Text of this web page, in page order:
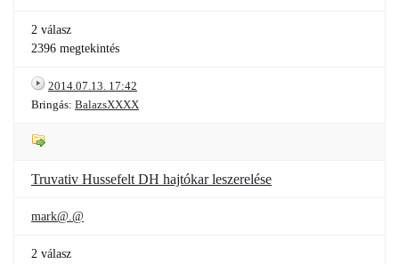
2 válasz
2396 megtekintés
2014.07.13. 17:42
Bringás: BalazsXXXX
Truvativ Hussefelt DH hajtókar leszerelése
mark@.@
2 válasz